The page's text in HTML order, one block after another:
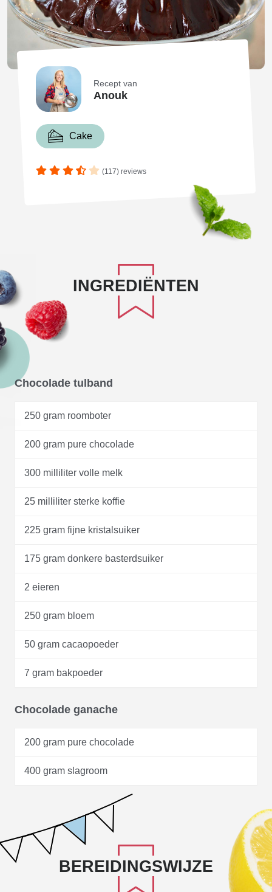
Recept van
Anouk
Cake
(117) reviews
INGREDIËNTEN
Chocolade tulband
250 gram roomboter
200 gram pure chocolade
300 milliliter volle melk
25 milliliter sterke koffie
225 gram fijne kristalsuiker
175 gram donkere basterdsuiker
2 eieren
250 gram bloem
50 gram cacaopoeder
7 gram bakpoeder
Chocolade ganache
200 gram pure chocolade
400 gram slagroom
BEREIDINGSWIJZE